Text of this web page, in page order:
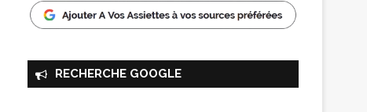
RECHERCHE GOOGLE